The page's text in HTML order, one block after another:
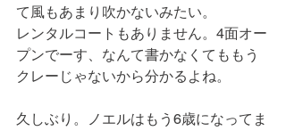
て風もあまり吹かないみたい。
レンタルコートもありません。4面オー
プンでーす、なんて書かなくてももう
クレーじゃないから分かるよね。
久しぶり。ノエルはもう6歳になってま